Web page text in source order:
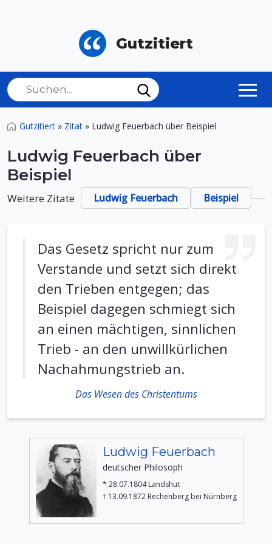
Gutzitiert
Gutzitiert » Zitat » Ludwig Feuerbach über Beispiel
Ludwig Feuerbach über
Beispiel
Weitere Zitate Ludwig Feuerbach Beispiel
Das Gesetz spricht nur zum
Verstande und setzt sich direkt
den Trieben entgegen; das
Beispiel dagegen schmiegt sich
an einen mächtigen, sinnlichen
Trieb - an den unwillkürlichen
Nachahmungstrieb an.
Das Wesen des Christentums
Ludwig Feuerbach
deutscher Philosoph
* 28.07.1804 Landshut
† 13.09.1872 Rechenberg bei Nürnberg